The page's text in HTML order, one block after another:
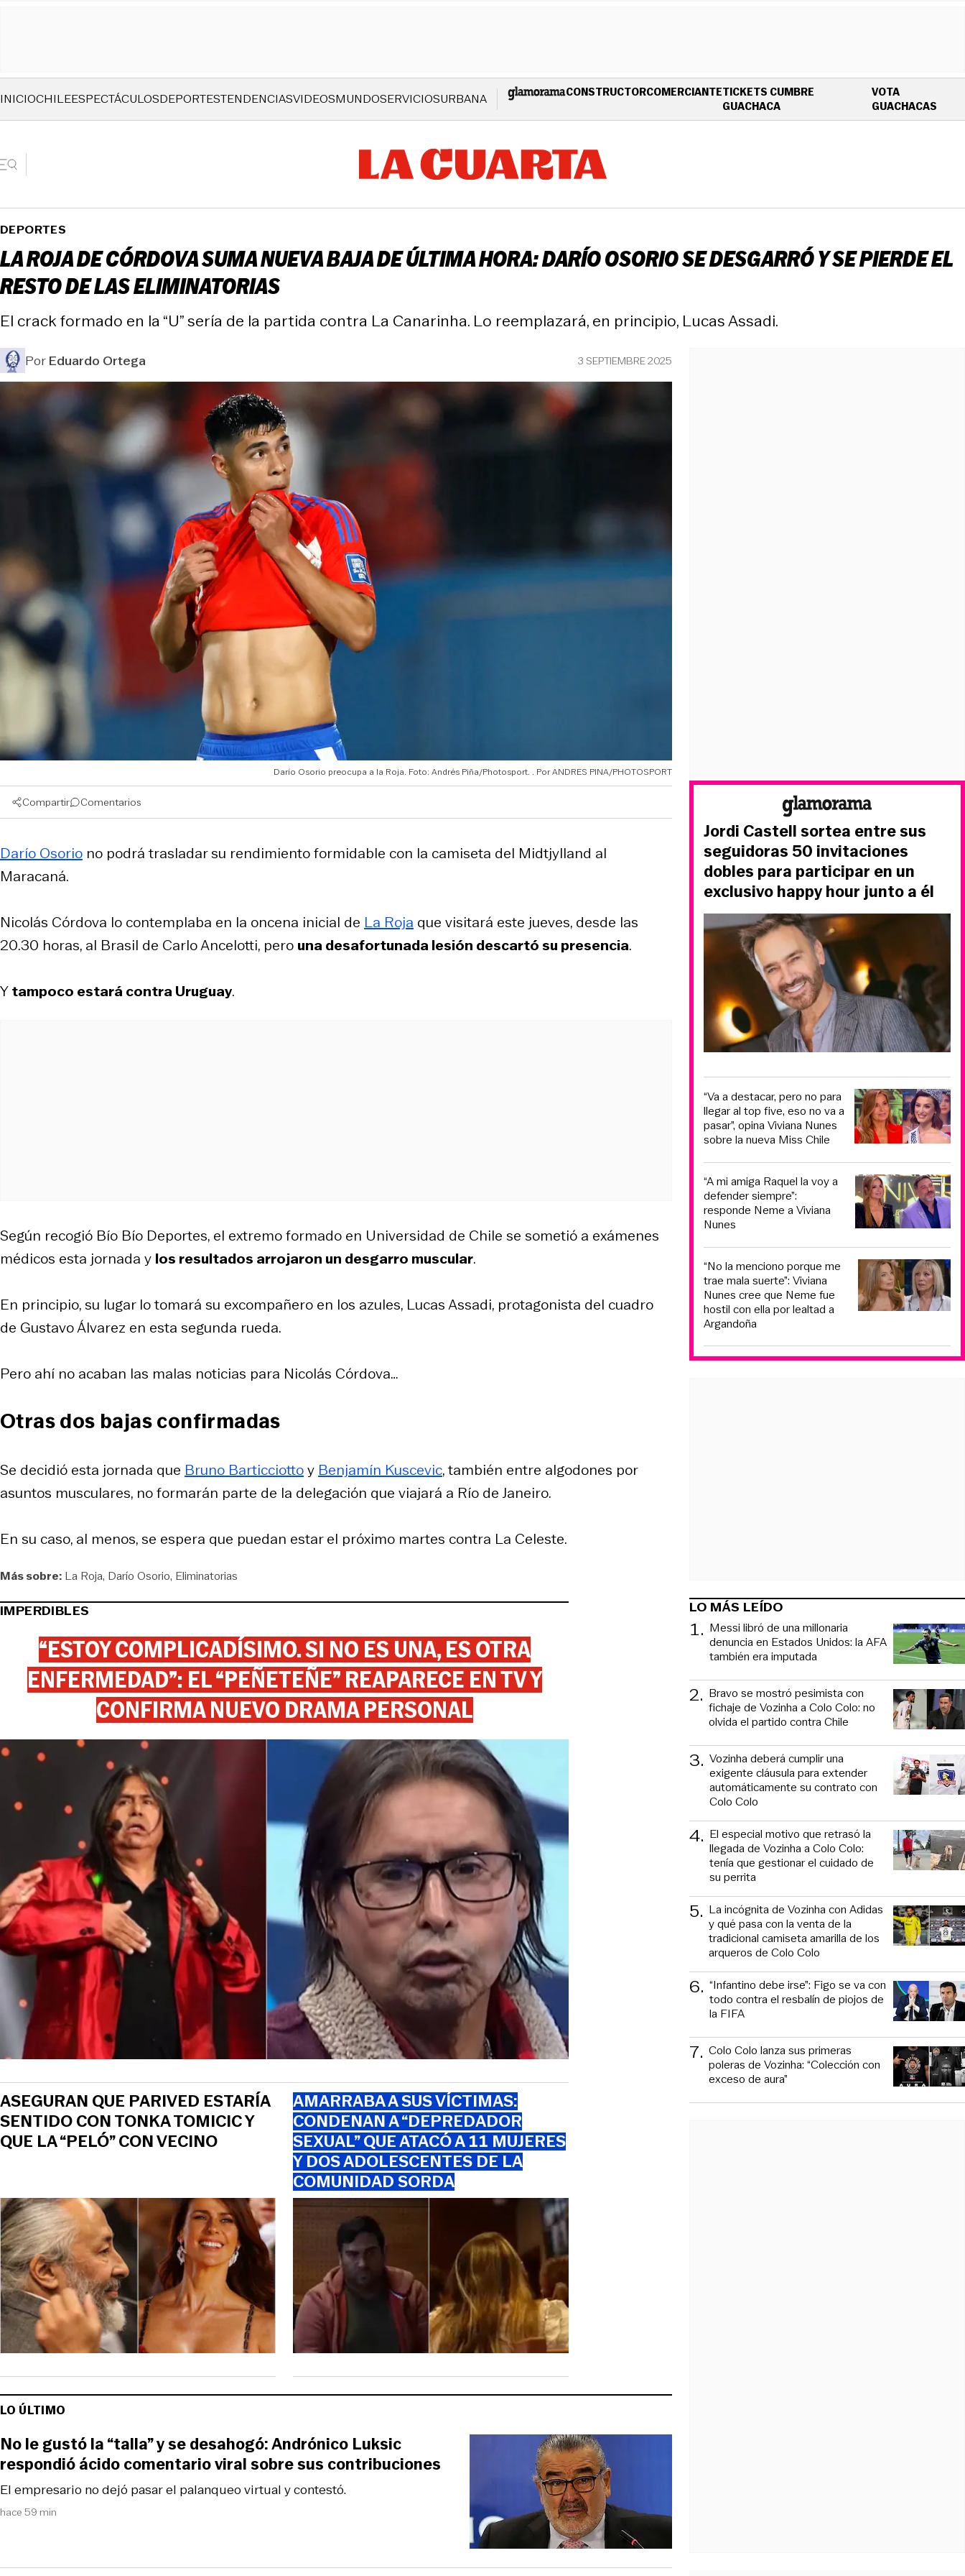
INICIOCHILEESPECTÁCULOSDEPORTESTENDENCIASVIDEOSMUNDOSERVICIOSURBANA CONSTRUCTORCOMERCIANTETICKETS CUMBRE
GUACHACAOPENS IN NEW WINDOW
VOTA
GUACHACAS
DEPORTES
LA ROJA DE CÓRDOVA SUMA NUEVA BAJA DE ÚLTIMA HORA: DARÍO OSORIO SE DESGARRÓ Y SE PIERDE EL
RESTO DE LAS ELIMINATORIAS
El crack formado en la “U” sería de la partida contra La Canarinha. Lo reemplazará, en principio, Lucas Assadi.
PorEduardo Ortega 3 SEPTIEMBRE 2025
Darío Osorio preocupa a la Roja. Foto: Andrés Piña/Photosport. ANDRES PINA/PHOTOSPORT
Compartir Comentarios
Darío Osorio no podrá trasladar su rendimiento formidable con la camiseta del Midtjylland al
Maracaná.
Nicolás Córdova lo contemplaba en la oncena inicial de La Roja que visitará este jueves, desde las
20.30 horas, al Brasil de Carlo Ancelotti, pero una desafortunada lesión descartó su presencia.
Ytampoco estará contra Uruguay.
Según recogió Bío Bío Deportes, el extremo formado en Universidad de Chile se sometió a exámenes
médicos esta jornada y los resultados arrojaron un desgarro muscular.
En principio, su lugar lo tomará su excompañero en los azules, Lucas Assadi, protagonista del cuadro
de Gustavo Álvarez en esta segunda rueda.
Pero ahí no acaban las malas noticias para Nicolás Córdova…
Otras dos bajas confirmadas
Se decidió esta jornada que Bruno Barticciottoy Benjamín Kuscevic, también entre algodones por
asuntos musculares, no formarán parte de la delegación que viajará a Río de Janeiro.
En su caso, al menos, se espera que puedan estar el próximo martes contra La Celeste.
Más sobre: La Roja Darío Osorio Eliminatorias
IMPERDIBLES
“ESTOY COMPLICADÍSIMO. SI NO ES UNA, ES OTRA
ENFERMEDAD”: EL “PEÑETEÑE” REAPARECE EN TV Y
CONFIRMA NUEVO DRAMA PERSONAL
ASEGURAN QUE PARIVED ESTARÍA
SENTIDO CON TONKA TOMICIC Y
QUE LA “PELÓ” CON VECINO
AMARRABA A SUS VÍCTIMAS:
CONDENAN A “DEPREDADOR
SEXUAL” QUE ATACÓ A 11 MUJERES
Y DOS ADOLESCENTES DE LA
COMUNIDAD SORDA
LO ÚLTIMO
hace 59 min
El empresario no dejó pasar el palanqueo virtual y contestó.
No le gustó la “talla” y se desahogó: Andrónico Luksic
respondió ácido comentario viral sobre sus contribuciones
Jordi Castell sortea entre sus
seguidoras 50 invitaciones
dobles para participar en un
exclusivo happy hour junto a él
“Va a destacar, pero no para
llegar al top five, eso no va a
pasar”, opina Viviana Nunes
sobre la nueva Miss Chile
“A mi amiga Raquel la voy a
defender siempre”:
responde Neme a Viviana
Nunes
“No la menciono porque me
trae mala suerte”: Viviana
Nunes cree que Neme fue
hostil con ella por lealtad a
Argandoña
LO MÁS LEÍDO
1. Messi libró de una millonaria
denuncia en Estados Unidos: la AFA
también era imputada
2. Bravo se mostró pesimista con
fichaje de Vozinha a Colo Colo: no
olvida el partido contra Chile
3. Vozinha deberá cumplir una
exigente cláusula para extender
automáticamente su contrato con
Colo Colo
4. El especial motivo que retrasó la
llegada de Vozinha a Colo Colo:
tenía que gestionar el cuidado de
su perrita
5. La incógnita de Vozinha con Adidas
y qué pasa con la venta de la
tradicional camiseta amarilla de los
arqueros de Colo Colo
6. “Infantino debe irse”: Figo se va con
todo contra el resbalín de piojos de
la FIFA
7. Colo Colo lanza sus primeras
poleras de Vozinha: “Colección con
exceso de aura”